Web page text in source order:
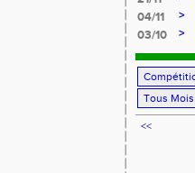
04/11
>
03/10
>
<<